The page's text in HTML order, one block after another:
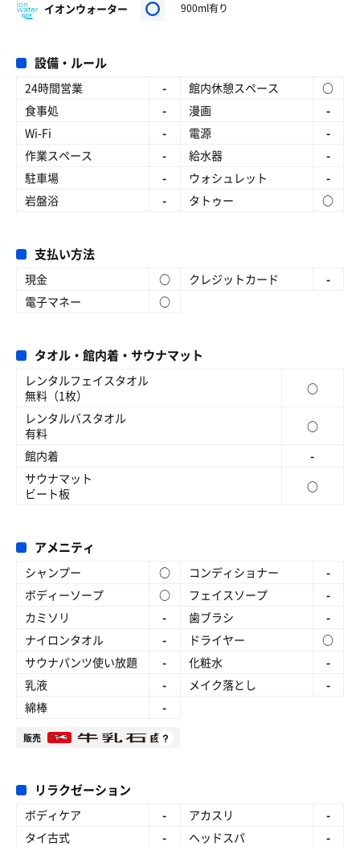
イオンウォーター 900ml有り
設備・ルール
24時間営業 - 館内休憩スペース
○
食事処
- 漫画
-
Wi-Fi
- 電源
-
作業スペース
- 給水器
-
駐車場
- ウォシュレット
-
岩盤浴
- タトゥー ○
支払い方法
現金 ○ クレジットカード
-
電子マネー
○
タオル・館内着・サウナマット
レンタルフェイスタオル
無料（1枚）
○
レンタルバスタオル
有料
○
館内着
-
サウナマット
ビート板
○
アメニティ
シャンプー ○ コンディショナー
-
ボディーソープ
○ フェイスソープ
-
カミソリ
- 歯ブラシ
-
ナイロンタオル
- ドライヤー
○
サウナパンツ使い放題
- 化粧水
-
乳液
- メイク落とし
-
綿棒
-
販売
リラクゼーション
ボディケア - アカスリ
-
タイ古式
- ヘッドスパ -